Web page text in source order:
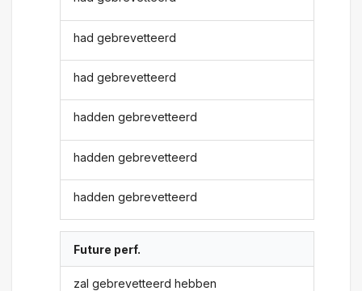
had gebrevetteerd
had gebrevetteerd
hadden gebrevetteerd
hadden gebrevetteerd
hadden gebrevetteerd
Future perf.
zal gebrevetteerd hebben